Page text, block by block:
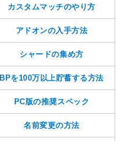
カスタムマッチのやり方
アドオンの入手方法
シャードの集め方
BPを100万以上貯蓄する方法
PC版の推奨スペック
名前変更の方法